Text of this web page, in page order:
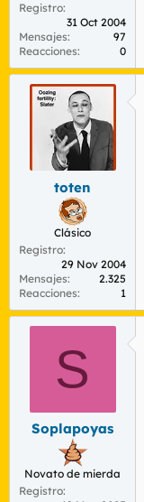
Registro
31 Oct 2004
Mensajes
97
Reacciones
0
toten
Clásico
Registro
29 Nov 2004
Mensajes
2.325
Reacciones
1
S
Soplapoyas
Novato de mierda
Registro